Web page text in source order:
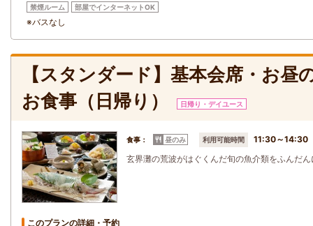
禁煙ルーム 部屋でインターネットOK
※バスなし
【スタンダード】基本会席・お
お食事（日帰り）
日帰り・デイユース
食事： 昼のみ 利用可能時間
11:30～14:30
玄界灘の荒波がはぐくんだ旬の魚介類をふんだ
このプランの詳細・予約